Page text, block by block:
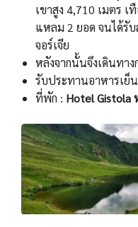
เขาสูง 4,710 เมตร เ
แหลม 2 ยอด จนได้รั
จอร์เจีย
หลังจากนั้นจึงเดินทาง
รับประทานอาหารเย็น
ที่พัก : Hotel Gistola